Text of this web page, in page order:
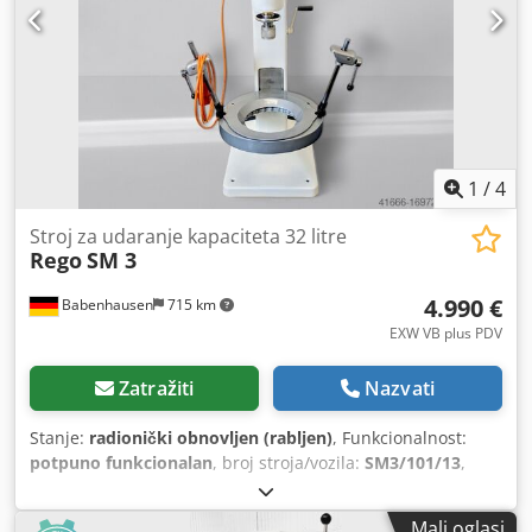
Priključak 400V, 16A-CEE utikač Rabljeni stroj Imamo još
mnogo miješalica na zalihi! Cedpfx Afeyurdvjijrf
1 /4
Babenhausen 715 km
Stroj za udaranje kapaciteta 32 litre
RegoSM 3
4.990 €
EXW VB plus PDV
Zatražiti Nazvati
Stanje: radionički obnovljen (rabljen), Funkcionalnost:
potpuno funkcionalan, broj stroja/vozila: SM3/101/13,
godina zadnjeg generalnog remonta:
jamstva:6 mjeseci, vrsta podešavanja visine:mehanički,